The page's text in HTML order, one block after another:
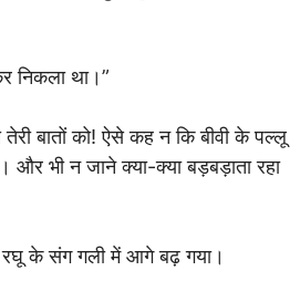
निकला था।”
बातों को! ऐसे कह न कि बीवी के पल्लू
भी न जाने क्या-क्या बड़बड़ाता रहा
रघू के संग गली में आगे बढ़ गया।